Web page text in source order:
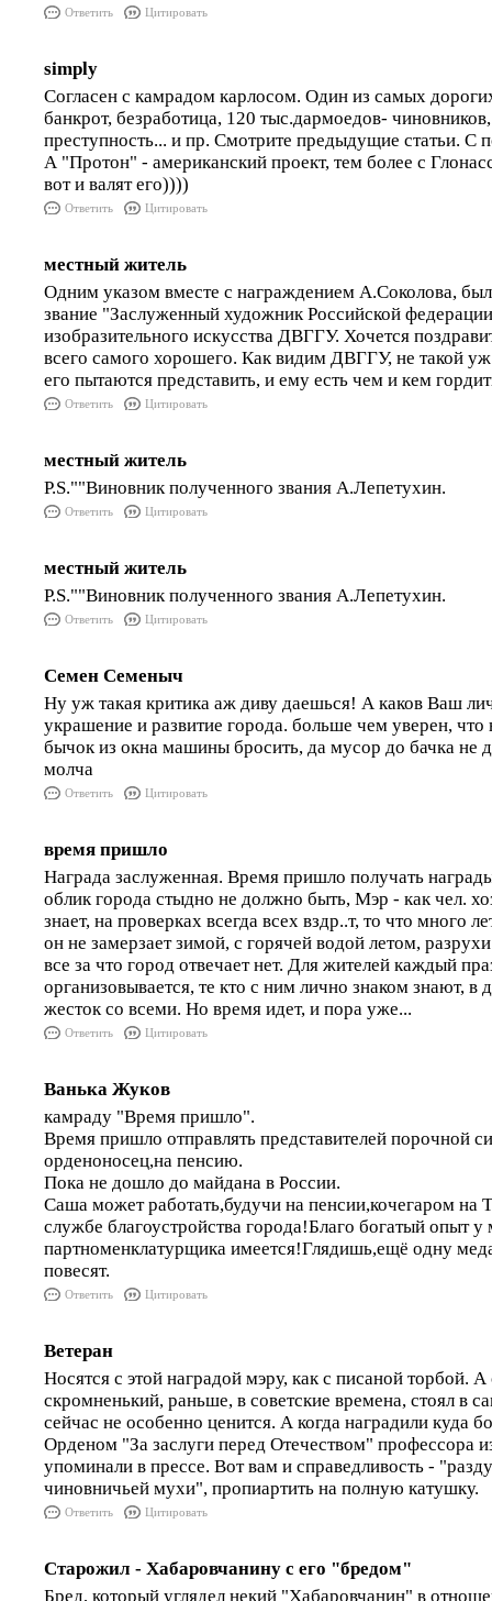
Ответить Цитировать
simply
Согласен с камрадом карлосом. Один из самых
банкрот, безработица, 120 тыс.дармоедов-
преступность... и пр. Смотрите предыдущие статьи. С
А "Протон" - американский проект, тем более с
вот и валят его))))
Ответить Цитировать
местный житель
Одним указом вместе с награждением А.Соколова,
звание "Заслуженный художник Российской
изобразительного искусства ДВГГУ. Хочется
всего самого хорошего. Как видим ДВГГУ, не такой
его пытаются представить, и ему есть чем и кем
Ответить Цитировать
местный житель
P.S.""Виновник полученного звания А.Лепетухин.
Ответить Цитировать
местный житель
P.S.""Виновник полученного звания А.Лепетухин.
Ответить Цитировать
Семен Семеныч
Ну уж такая критика аж диву даешься! А каков Ваш
украшение и развитие города. больше чем уверен, что
бычок из окна машины бросить, да мусор до бачка не
молча
Ответить Цитировать
время пришло
Награда заслуженная. Время пришло получать
облик города стыдно не должно быть, Мэр - как чел.
знает, на проверках всегда всех вздр..т, то что много
он не замерзает зимой, с горячей водой летом,
все за что город отвечает нет. Для жителей каждый
организовывается, те кто с ним лично знаком знают, в
жесток со всеми. Но время идет, и пора уже...
Ответить Цитировать
Ванька Жуков
камраду "Время пришло".
Время пришло отправлять представителей порочной
орденоносец,на пенсию.
Пока не дошло до майдана в России.
Саша может работать,будучи на пенсии,кочегаром на
службе благоустройства города!Благо богатый опыт у
партноменклатурщика имеется!Глядишь,ещё одну
повесят.
Ответить Цитировать
Ветеран
Носятся с этой наградой мэру, как с писаной торбой.
скромненький, раньше, в советские времена, стоял в
сейчас не особенно ценится. А когда наградили куда
Орденом "За заслуги перед Отечеством" профессора
упоминали в прессе. Вот вам и справедливость -
чиновничьей мухи", пропиартить на полную катушку.
Ответить Цитировать
Старожил - Хабаровчанину с его "бредом"
Бред, который углядел некий "Хабаровчанин" в